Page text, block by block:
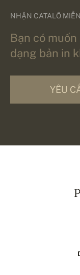
NHẬN CATALÔ
Bạn có
dạng bản in
YÊU